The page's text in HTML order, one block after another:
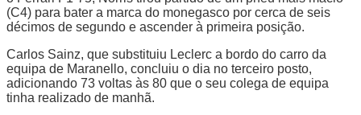
(C4) para bater a marca do monegasco por cerca de seis
décimos de segundo e ascender à primeira posição.
Carlos Sainz, que substituiu Leclerc a bordo do carro da
equipa de Maranello, concluiu o dia no terceiro posto,
adicionando 73 voltas às 80 que o seu colega de equipa
tinha realizado de manhã.